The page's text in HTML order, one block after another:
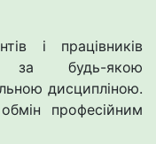
і працівників
за будь-якою
дисципліною.
професійним